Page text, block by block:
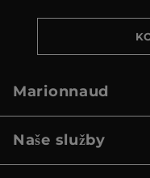
Marionnaud
Naše služby